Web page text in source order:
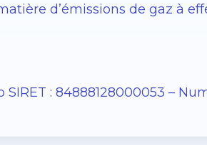
d’émissions de gaz à
SIRET : 84888128000053 –